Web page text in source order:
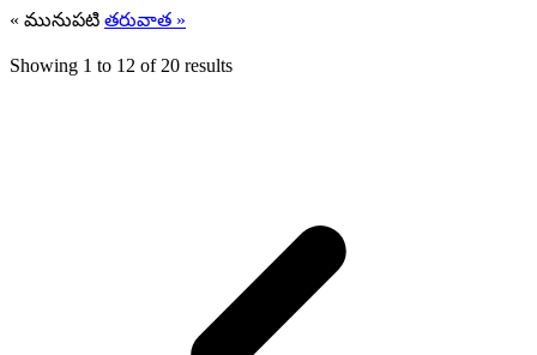
« మునుపటి తరువాత »
Showing 1 to 12 of 20 results